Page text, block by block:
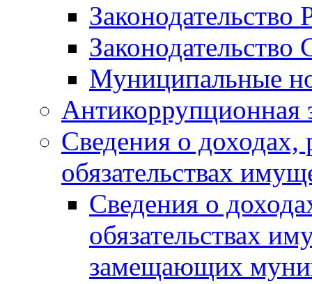
Законодательство
Муниципальные
Антикоррупционная
Сведения о доходах,
обязательствах
Сведения о
обязательствах
замещающих